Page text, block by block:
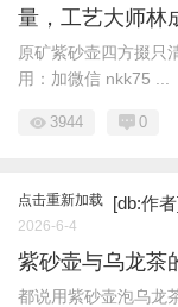
量，工艺大师林
原矿紫砂壶四方掇只
用：加微信 nkk75 ...
3944 0
点击重新加载 [db:作
2026-6-4
紫砂壶与乌龙茶
都说用紫砂壶泡乌龙